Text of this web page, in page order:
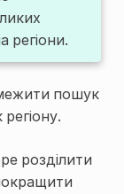
регіони.
пошук
розділити